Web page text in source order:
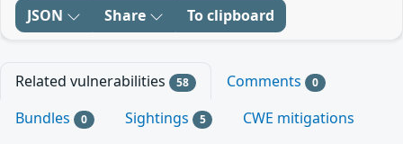
JSON Share To clipboard
Related vulnerabilities 58 Comments 0
Bundles 0 Sightings 5
CWE mitigations